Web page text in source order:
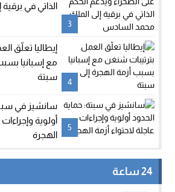
3
الذاتي في
4
إيطاليا تعلّق
مع إسبانيا
سبتة
5
سانشيز في
أولوية
الهجرة
24 ساعة